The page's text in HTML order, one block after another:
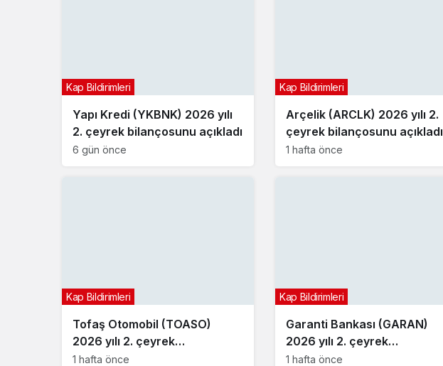
Yapı Kredi (YKBNK) 2026 yılı
2. çeyrek bilançosunu açıkladı
Kap Bildirimleri
6 gün önce
Arçelik (ARCLK) 2026 yılı 2.
çeyrek bilançosunu açıkladı
Kap Bildirimleri
1 hafta önce
Tofaş Otomobil (TOASO)
2026 yılı 2. çeyrek
bilançosunu açıkladı
Kap Bildirimleri
1 hafta önce
Garanti Bankası (GARAN)
2026 yılı 2. çeyrek
bilançosunu açıkladı
Kap Bildirimleri
1 hafta önce